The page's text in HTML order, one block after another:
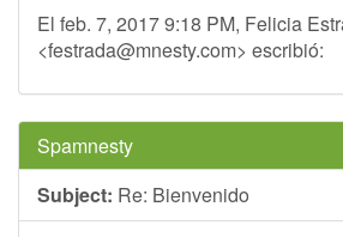
El feb. 7, 2017 9:18 PM, Felicia
<festrada@mnesty.com> escribió:
Spamnesty
Subject: Re: Bienvenido